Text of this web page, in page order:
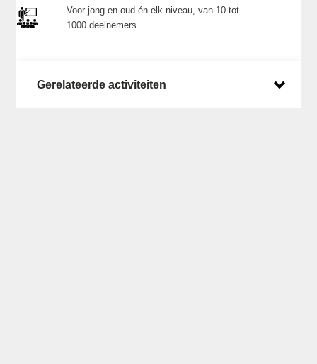
Voor jong en oud én elk niveau, van 10 tot
1000 deelnemers
Gerelateerde activiteiten